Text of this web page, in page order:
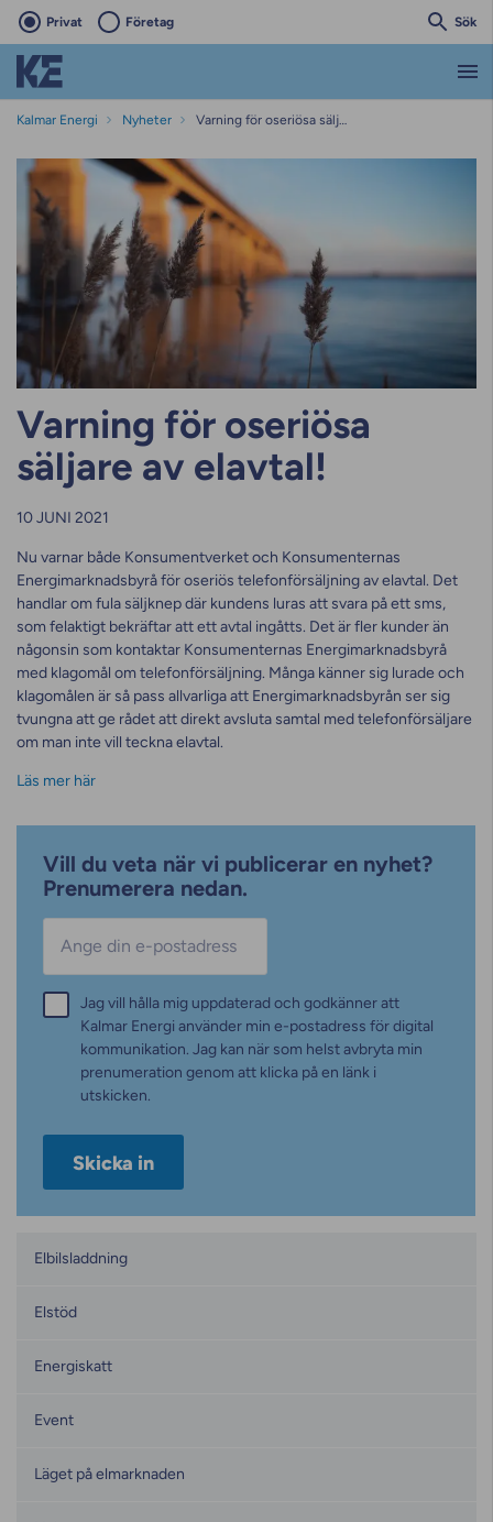
Privat Företag Sök
Kalmar Energi Nyheter Varning för oseriösa säljare av elavtal!
Varning för oseriösa
säljare av elavtal!
10 JUNI 2021
Nu varnar både Konsumentverket och Konsumenternas
Energimarknadsbyrå för oseriös telefonförsäljning av elavtal. Det
handlar om fula säljknep där kundens luras att svara på ett sms,
som felaktigt bekräftar att ett avtal ingåtts. Det är fler kunder än
någonsin som kontaktar Konsumenternas Energimarknadsbyrå
med klagomål om telefonförsäljning. Många känner sig lurade och
klagomålen är så pass allvarliga att Energimarknadsbyrån ser sig
tvungna att ge rådet att direkt avsluta samtal med telefonförsäljare
om man inte vill teckna elavtal.
Läs mer här
Vill du veta när vi publicerar en nyhet?
Prenumerera nedan.
Samtycke*
Jag vill hålla mig uppdaterad och godkänner att
Kalmar Energi använder min e-postadress för digital
kommunikation. Jag kan när som helst avbryta min
prenumeration genom att klicka på en länk i
utskicken.
Elbilsladdning
Elstöd
Energiskatt
Event
Läget på elmarknaden